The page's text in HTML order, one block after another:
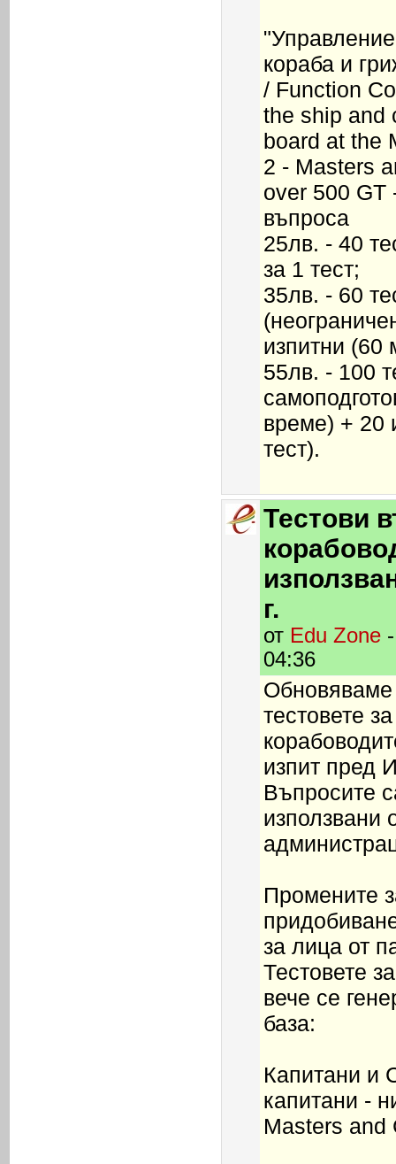
кораба и
/ Function
the ship and
board at the
2 - Masters
over 500 GT
въпроса
25лв. - 40
за 1 тест;
35лв. - 60
изпитни (60
55лв. - 100
време) + 20
тест).
Тестови
г.
от Edu Zone
04:36
Обновяваме
тестовете
изпит пред
Въпросите
използвани
Промените
за лица от
Тестовете
вече се
база:
Капитани и
капитани -
Masters and